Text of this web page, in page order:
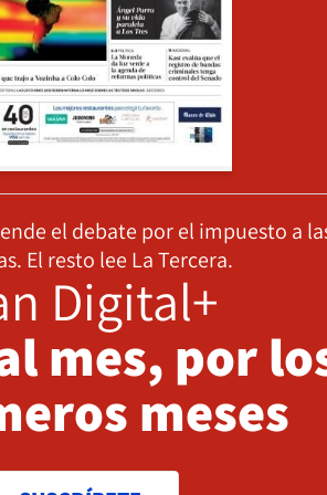
el debate por el impuesto a
El resto lee La Tercera.
Digital+
mes, por
meses